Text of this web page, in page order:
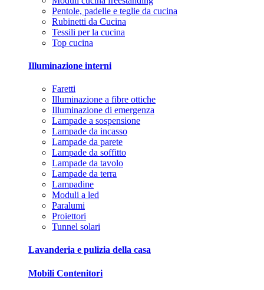
Pentole, padelle e teglie da cucina
Rubinetti da Cucina
Tessili per la cucina
Top cucina
Illuminazione interni
Faretti
Illuminazione a fibre ottiche
Illuminazione di emergenza
Lampade a sospensione
Lampade da incasso
Lampade da parete
Lampade da soffitto
Lampade da tavolo
Lampade da terra
Lampadine
Moduli a led
Paralumi
Proiettori
Tunnel solari
Lavanderia e pulizia della casa
Mobili Contenitori